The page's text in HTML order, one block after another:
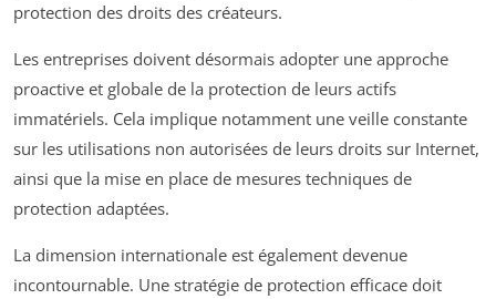
protection des droits des créateurs.
Les entreprises doivent désormais adopter une approche
proactive et globale de la protection de leurs actifs
immatériels. Cela implique notamment une veille constante
sur les utilisations non autorisées de leurs droits sur Internet,
ainsi que la mise en place de mesures techniques de
protection adaptées.
La dimension internationale est également devenue
incontournable. Une stratégie de protection efficace doit